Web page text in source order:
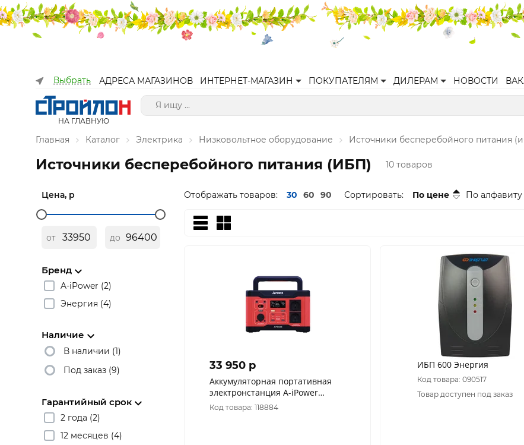
Выбрать АДРЕСА МАГАЗИНОВ ИНТЕРНЕТ-МАГАЗИН ПОКУПАТЕЛЯМ ДИЛЕРАМ НОВОСТИ
НА ГЛАВНУЮ
Главная Каталог Электрика Низковольтное оборудование Источники бесперебойного питания
Источники бесперебойного питания (ИБП) 10 товаров
Цена, р
от до
Бренд
A-iPower (2)
Энергия (4)
Наличие
В наличии (1)
Под заказ (9)
Гарантийный срок
2 года (2)
12 месяцев (4)
Отображать товаров: 30 60 90 Сортировать: По цене По алфавиту
33 950 p
Аккумуляторная портативная
электронстанция A-iPower
APS600
Код товара: 118884
ИБП 600 Энергия
Код товара: 090517
Товар доступен под заказ